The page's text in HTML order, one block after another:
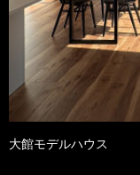
大館モデルハウス